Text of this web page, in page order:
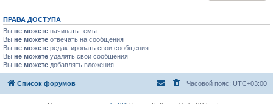
ПРАВА ДОСТУПА
Вы не можете начинать темы
Вы не можете отвечать на сообщения
Вы не можете редактировать свои сообщения
Вы не можете удалять свои сообщения
Вы не можете добавлять вложения
Список форумов Часовой пояс: UTC+03:00